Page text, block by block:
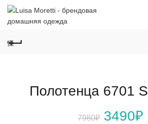
Полотенца 6701
7980₽ 3490₽